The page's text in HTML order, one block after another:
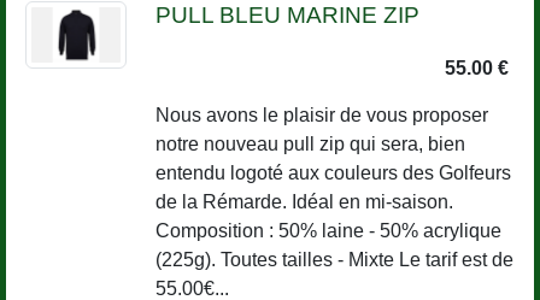
PULL BLEU MARINE ZIP
55.00 €
Nous avons le plaisir de vous proposer
notre nouveau pull zip qui sera, bien
entendu logoté aux couleurs des Golfeurs
de la Rémarde. Idéal en mi-saison.
Composition : 50% laine - 50% acrylique
(225g). Toutes tailles - Mixte Le tarif est de
55.00€...